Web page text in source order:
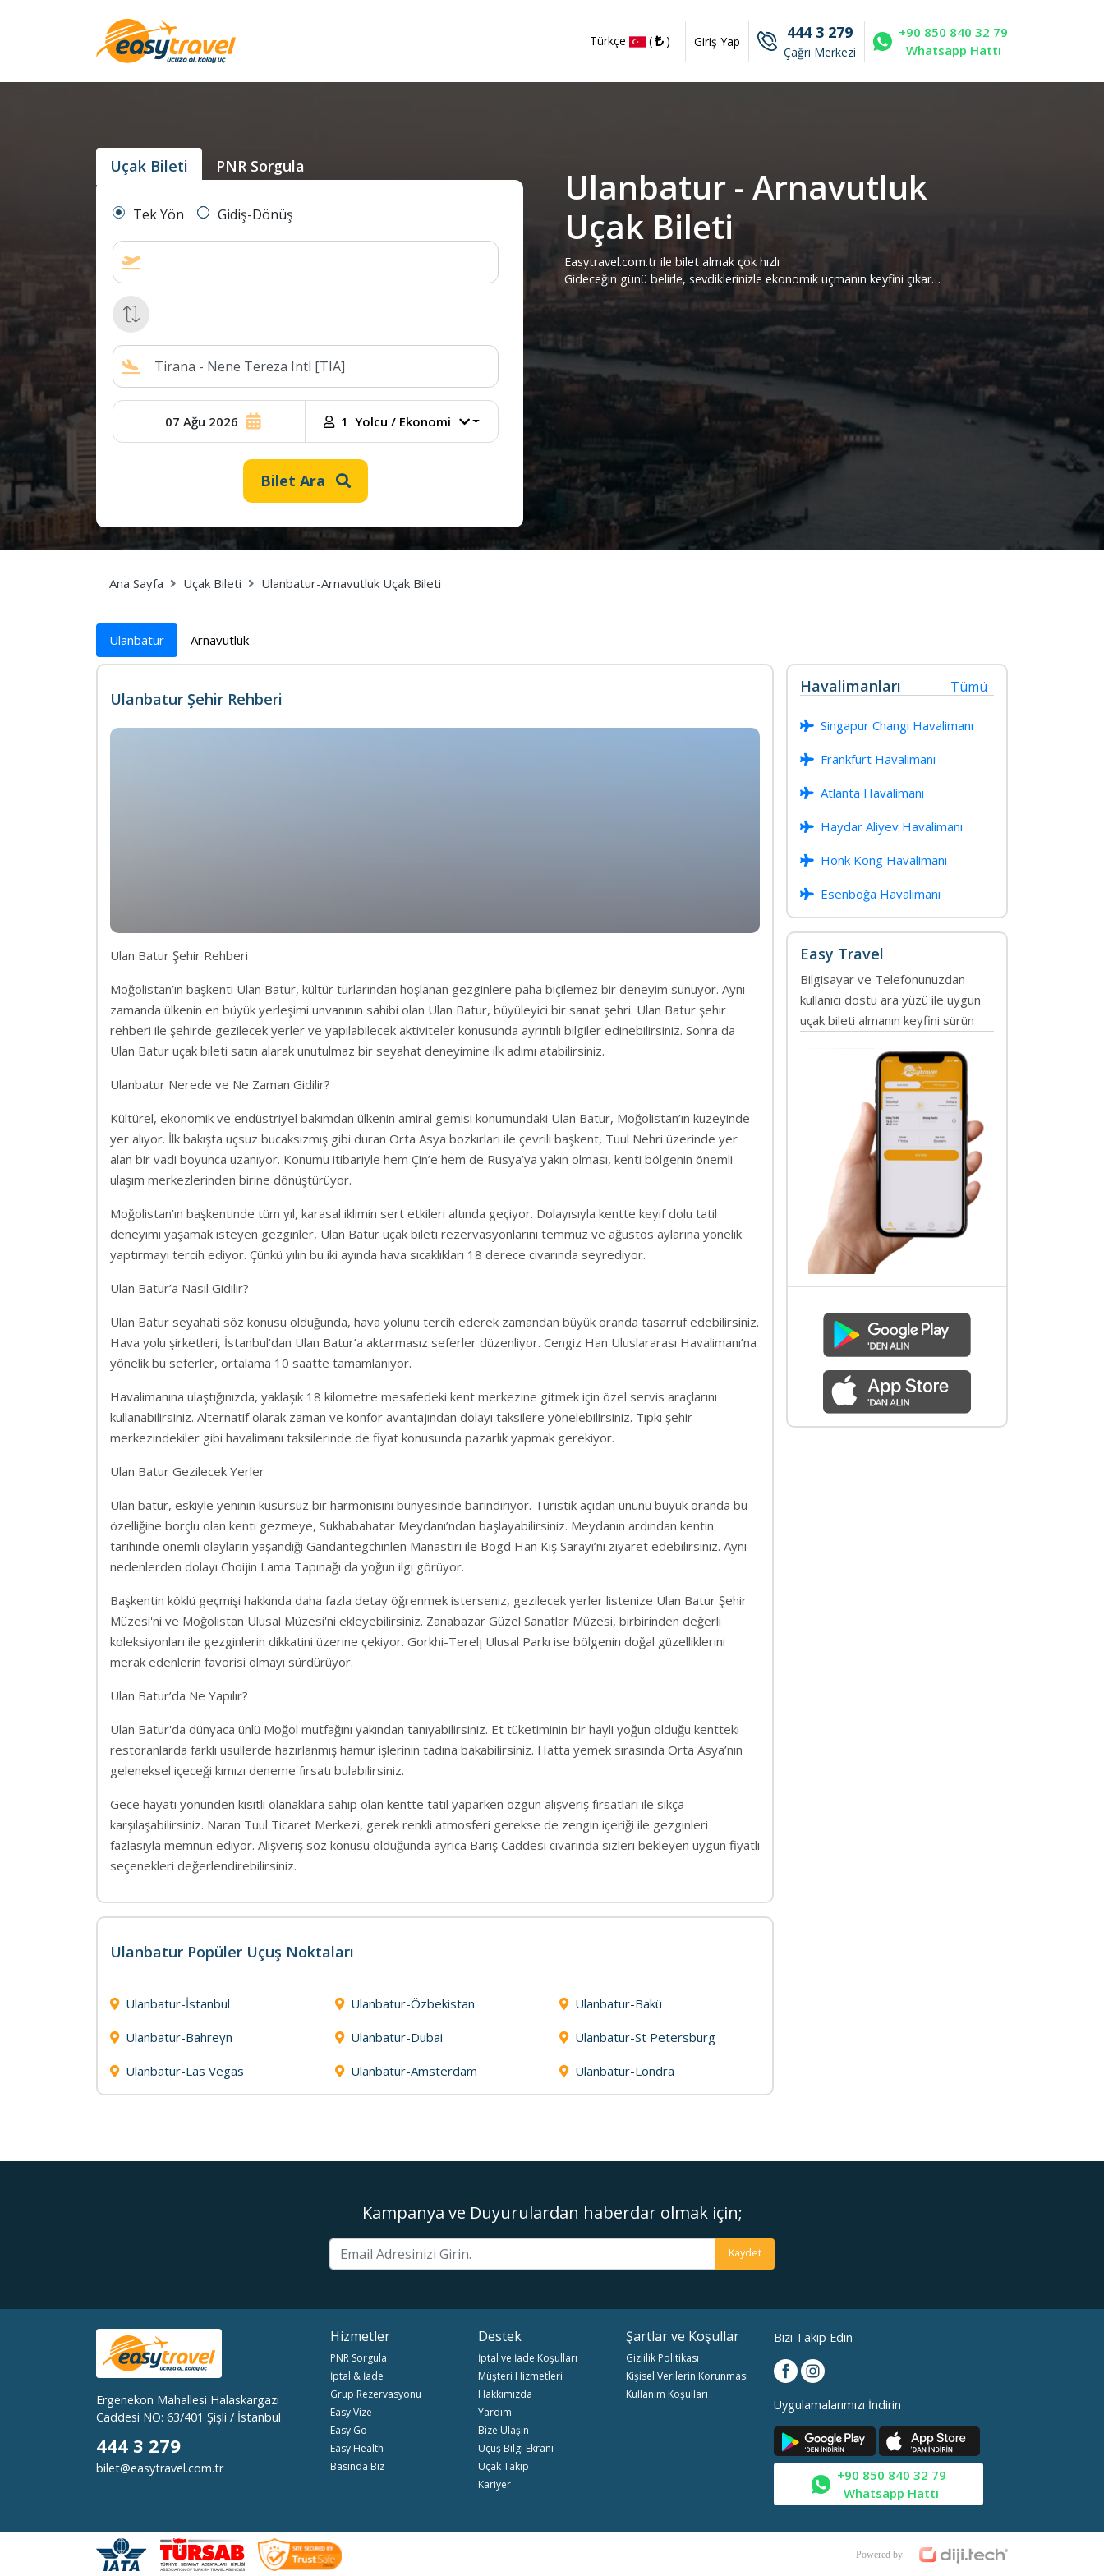
Türkçe ( ) Giriş Yap 444 3 279
Çağrı Merkezi
+90 850 840 32 79
Whatsapp Hattı
Uçak Bileti PNR Sorgula
Tek Yön Gidiş-Dönüş
07 Ağu 2026
Ağu
2026
1 Yolcu / Ekonomi
Bilet Ara
Ulanbatur - Arnavutluk
Uçak Bileti
Easytravel.com.tr ile bilet almak çok hızlı
Gideceğin günü belirle, sevdiklerinizle ekonomik uçmanın keyfini çıkar…
Ana Sayfa Uçak Bileti Ulanbatur-Arnavutluk Uçak Bileti
Ulanbatur Arnavutluk
Ulanbatur Şehir Rehberi
Ulan Batur Şehir Rehberi
Moğolistan’ın başkenti Ulan Batur, kültür turlarından hoşlanan gezginlere paha biçilemez bir deneyim sunuyor. Aynı
zamanda ülkenin en büyük yerleşimi unvanının sahibi olan Ulan Batur, büyüleyici bir sanat şehri. Ulan Batur şehir
rehberi ile şehirde gezilecek yerler ve yapılabilecek aktiviteler konusunda ayrıntılı bilgiler edinebilirsiniz. Sonra da
Ulan Batur uçak bileti satın alarak unutulmaz bir seyahat deneyimine ilk adımı atabilirsiniz.
Ulanbatur Nerede ve Ne Zaman Gidilir?
Kültürel, ekonomik ve endüstriyel bakımdan ülkenin amiral gemisi konumundaki Ulan Batur, Moğolistan’ın kuzeyinde
yer alıyor. İlk bakışta uçsuz bucaksızmış gibi duran Orta Asya bozkırları ile çevrili başkent, Tuul Nehri üzerinde yer
alan bir vadi boyunca uzanıyor. Konumu itibariyle hem Çin’e hem de Rusya’ya yakın olması, kenti bölgenin önemli
ulaşım merkezlerinden birine dönüştürüyor.
Moğolistan’ın başkentinde tüm yıl, karasal iklimin sert etkileri altında geçiyor. Dolayısıyla kentte keyif dolu tatil
deneyimi yaşamak isteyen gezginler, Ulan Batur uçak bileti rezervasyonlarını temmuz ve ağustos aylarına yönelik
yaptırmayı tercih ediyor. Çünkü yılın bu iki ayında hava sıcaklıkları 18 derece civarında seyrediyor.
Ulan Batur’a Nasıl Gidilir?
Ulan Batur seyahati söz konusu olduğunda, hava yolunu tercih ederek zamandan büyük oranda tasarruf edebilirsiniz.
Hava yolu şirketleri, İstanbul’dan Ulan Batur’a aktarmasız seferler düzenliyor. Cengiz Han Uluslararası Havalimanı’na
yönelik bu seferler, ortalama 10 saatte tamamlanıyor.
Havalimanına ulaştığınızda, yaklaşık 18 kilometre mesafedeki kent merkezine gitmek için özel servis araçlarını
kullanabilirsiniz. Alternatif olarak zaman ve konfor avantajından dolayı taksilere yönelebilirsiniz. Tıpkı şehir
merkezindekiler gibi havalimanı taksilerinde de fiyat konusunda pazarlık yapmak gerekiyor.
Ulan Batur Gezilecek Yerler
Ulan batur, eskiyle yeninin kusursuz bir harmonisini bünyesinde barındırıyor. Turistik açıdan ününü büyük oranda bu
özelliğine borçlu olan kenti gezmeye, Sukhabahatar Meydanı’ndan başlayabilirsiniz. Meydanın ardından kentin
tarihinde önemli olayların yaşandığı Gandantegchinlen Manastırı ile Bogd Han Kış Sarayı’nı ziyaret edebilirsiniz. Aynı
nedenlerden dolayı Choijin Lama Tapınağı da yoğun ilgi görüyor.
Başkentin köklü geçmişi hakkında daha fazla detay öğrenmek isterseniz, gezilecek yerler listenize Ulan Batur Şehir
Müzesi'ni ve Moğolistan Ulusal Müzesi'ni ekleyebilirsiniz. Zanabazar Güzel Sanatlar Müzesi, birbirinden değerli
koleksiyonları ile gezginlerin dikkatini üzerine çekiyor. Gorkhi-Terelj Ulusal Parkı ise bölgenin doğal güzelliklerini
merak edenlerin favorisi olmayı sürdürüyor.
Ulan Batur’da Ne Yapılır?
Ulan Batur'da dünyaca ünlü Moğol mutfağını yakından tanıyabilirsiniz. Et tüketiminin bir hayli yoğun olduğu kentteki
restoranlarda farklı usullerde hazırlanmış hamur işlerinin tadına bakabilirsiniz. Hatta yemek sırasında Orta Asya’nın
geleneksel içeceği kımızı deneme fırsatı bulabilirsiniz.
Gece hayatı yönünden kısıtlı olanaklara sahip olan kentte tatil yaparken özgün alışveriş fırsatları ile sıkça
karşılaşabilirsiniz. Naran Tuul Ticaret Merkezi, gerek renkli atmosferi gerekse de zengin içeriği ile gezginleri
fazlasıyla memnun ediyor. Alışveriş söz konusu olduğunda ayrıca Barış Caddesi civarında sizleri bekleyen uygun fiyatlı
seçenekleri değerlendirebilirsiniz.
Ulanbatur Popüler Uçuş Noktaları
Ulanbatur-İstanbul Ulanbatur-Özbekistan Ulanbatur-Bakü
Ulanbatur-Bahreyn Ulanbatur-Dubai Ulanbatur-St Petersburg
Ulanbatur-Las Vegas Ulanbatur-Amsterdam Ulanbatur-Londra
Havalimanları Tümü
Singapur Changi Havalimanı
Frankfurt Havalimanı
Atlanta Havalimanı
Haydar Aliyev Havalimanı
Honk Kong Havalimanı
Esenboğa Havalimanı
Easy Travel
Bilgisayar ve Telefonunuzdan
kullanıcı dostu ara yüzü ile uygun
uçak bileti almanın keyfini sürün
Kampanya ve Duyurulardan haberdar olmak için;
Kaydet
Ergenekon Mahallesi Halaskargazi
Caddesi NO: 63/401 Şişli / İstanbul
444 3 279
bilet@easytravel.com.tr
Hizmetler
PNR Sorgula
İptal & İade
Grup Rezervasyonu
Easy Vize
Easy Go
Easy Health
Basında Biz
Destek
İptal ve İade Koşulları
Müşteri Hizmetleri
Hakkımızda
Yardım
Bize Ulaşın
Uçuş Bilgi Ekranı
Uçak Takip
Kariyer
Şartlar ve Koşullar
Gizlilik Politikası
Kişisel Verilerin Korunması
Kullanım Koşulları
Bizi Takip Edin
Uygulamalarımızı İndirin
+90 850 840 32 79
Whatsapp Hattı